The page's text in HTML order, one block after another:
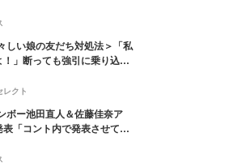
しい娘の友だち対処法＞「私
！」断っても強引に乗り込ん
クト
ボー池田直人＆佐藤佳奈ア
「コント内で発表させてい